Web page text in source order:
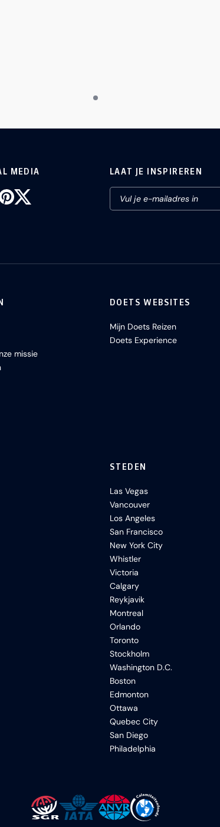
MEDIA LAAT JE INSPIREREN
missie
DOETS WEBSITES
Mijn Doets Reizen
Doets Experience
STEDEN
Las Vegas
Vancouver
Los Angeles
San Francisco
New York City
Whistler
Victoria
Calgary
Reykjavik
Montreal
Orlando
Toronto
Stockholm
Washington D.C.
Boston
Edmonton
Ottawa
Quebec City
San Diego
Philadelphia